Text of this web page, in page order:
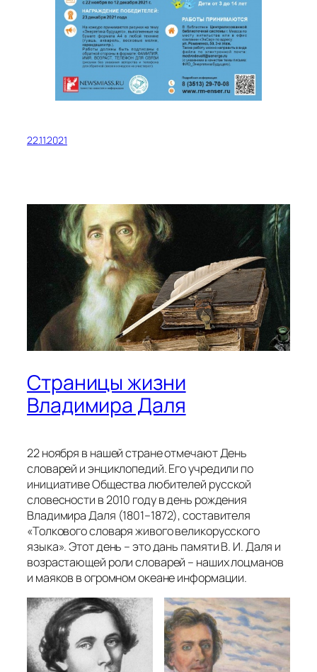
22.11.2021
Страницы жизни
Владимира Даля
22 ноября в нашей стране отмечают День
словарей и энциклопедий. Его учредили по
инициативе Общества любителей русской
словесности в 2010 году в день рождения
Владимира Даля (1801–1872), составителя
«Толкового словаря живого великорусского
языка». Этот день – это дань памяти В. И. Даля и
возрастающей роли словарей – наших лоцманов
и маяков в огромном океане информации.